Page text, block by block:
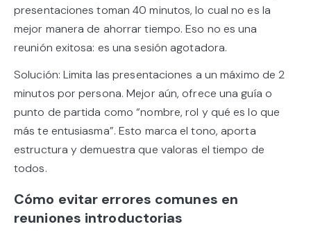
presentaciones toman 40 minutos, lo cual no es la
mejor manera de ahorrar tiempo. Eso no es una
reunión exitosa: es una sesión agotadora.
Solución: Limita las presentaciones a un máximo de 2
minutos por persona. Mejor aún, ofrece una guía o
punto de partida como “nombre, rol y qué es lo que
más te entusiasma”. Esto marca el tono, aporta
estructura y demuestra que valoras el tiempo de
todos.
Cómo evitar errores comunes en
reuniones introductorias